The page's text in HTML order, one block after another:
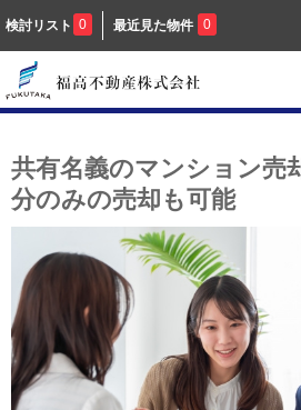
検討リスト 0 最近見た物件 0
共有名義のマンション売
分のみの売却も可能